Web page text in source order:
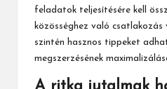
feladatok teljesítésére kell
közösséghez való
szintén hasznos tippeket
megszerzésének